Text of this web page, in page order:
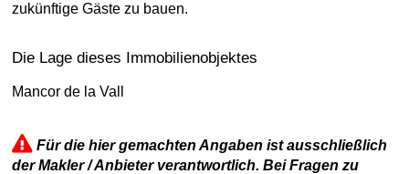
zukünftige Gäste zu bauen.
Die Lage dieses Immobilienobjektes
Mancor de la Vall
Für die hier gemachten Angaben ist ausschließlich
der Makler / Anbieter verantwortlich. Bei Fragen zu